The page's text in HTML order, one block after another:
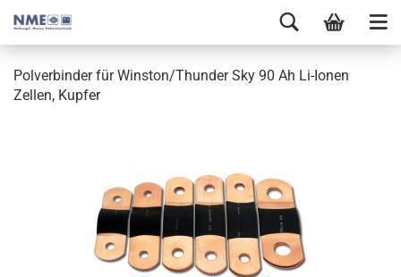
Polverbinder für Winston/Thunder Sky 90 Ah Li-Ionen
Zellen, Kupfer